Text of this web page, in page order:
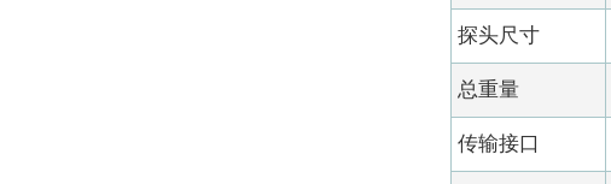
探头尺寸
总重量
传输接口